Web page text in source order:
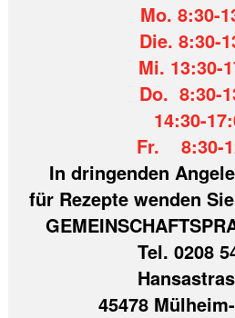
Mo. 8:30-
Die. 8:30-
Mi. 13:30-
Do. 8:30-
14:30-
Fr. 8:30-
In dringenden
für Rezepte wenden
Tel. 0208
45478